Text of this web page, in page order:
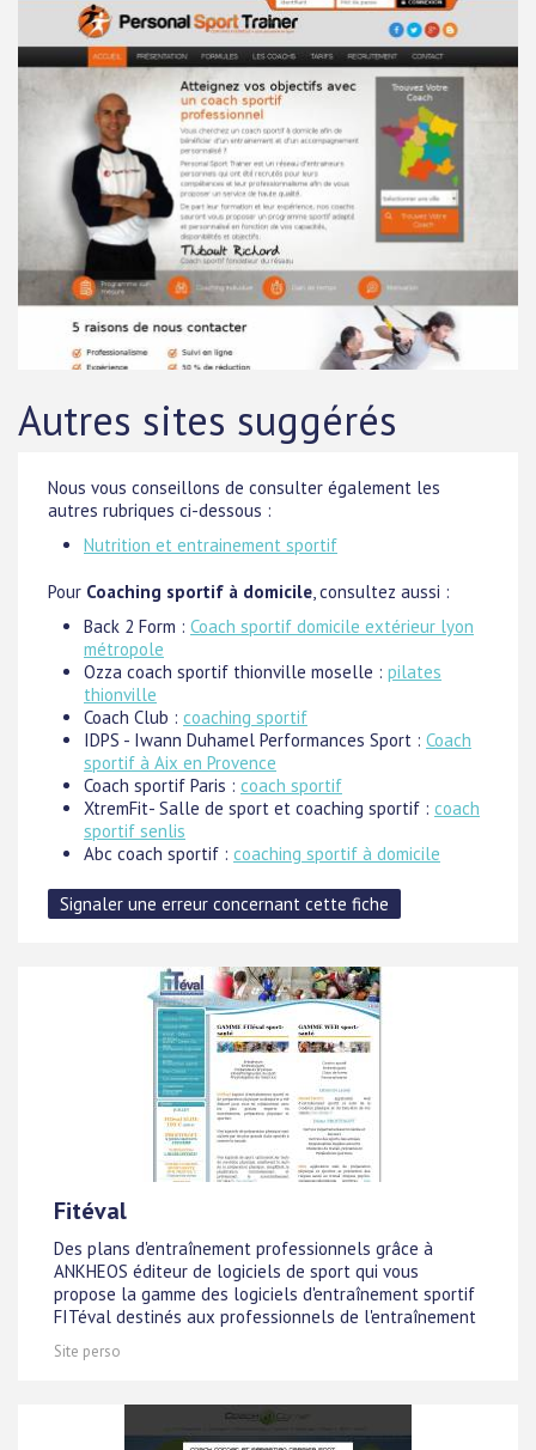
Autres sites suggérés
Nous vous conseillons de consulter également les
autres rubriques ci-dessous :
Nutrition et entrainement sportif
Pour Coaching sportif à domicile, consultez aussi :
Back 2 Form : Coach sportif domicile extérieur lyon
métropole
Ozza coach sportif thionville moselle : pilates
thionville
Coach Club : coaching sportif
IDPS - Iwann Duhamel Performances Sport : Coach
sportif à Aix en Provence
Coach sportif Paris : coach sportif
XtremFit- Salle de sport et coaching sportif : coach
sportif senlis
Abc coach sportif : coaching sportif à domicile
Fitéval
Des plans d'entraînement professionnels grâce à
ANKHEOS éditeur de logiciels de sport qui vous
propose la gamme des logiciels d'entraînement sportif
FITéval destinés aux professionnels de l'entraînement
Site perso